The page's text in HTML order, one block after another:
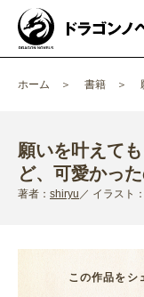
ホーム 書籍
願いを叶えて
ど、可愛かっ
著者： shiryu イラスト：
この作品をシ